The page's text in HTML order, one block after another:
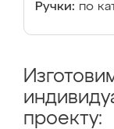
Ручки: по
проекту: